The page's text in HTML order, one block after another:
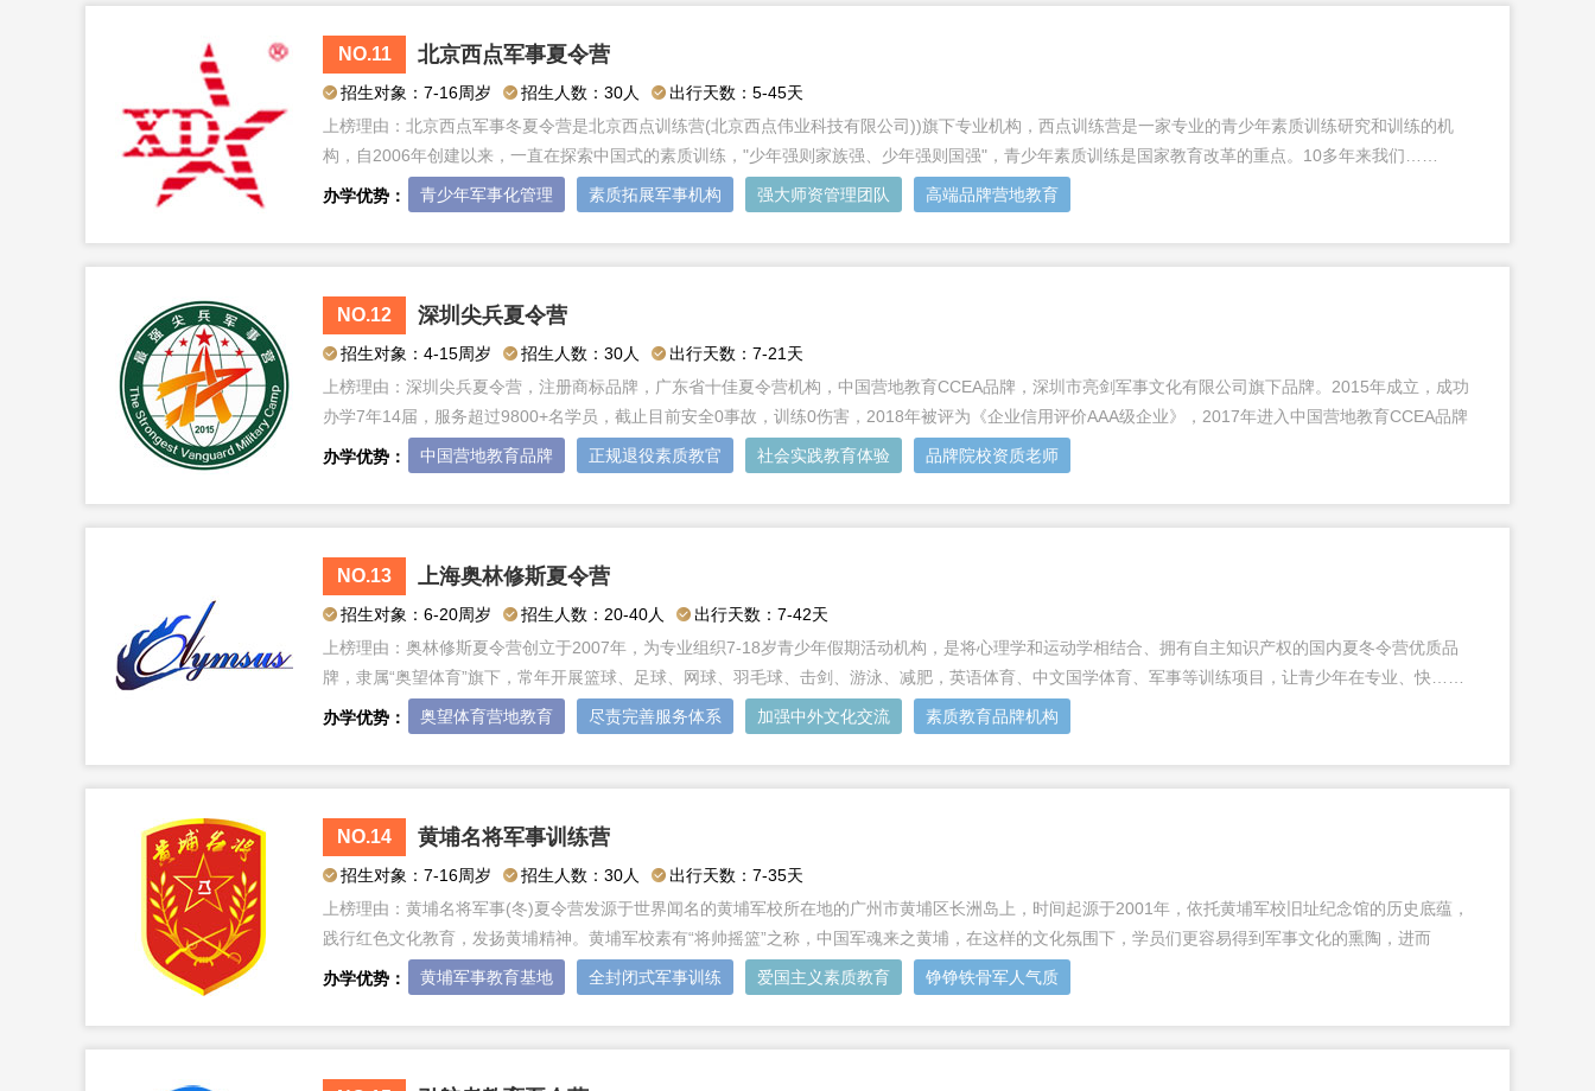
NO.11 北京西点军事夏令营
招生对象：7-16周岁 招生人数：30人
出行天数：5-45天
上榜理由： 北京西点军事冬夏令营是北京西点训练营(北京西点伟业科技有限公司))旗下专业机构，西点训练营是一家专业的青少年素质训练研究和训练的机
构，自2006年创建以来，一直在探索中国式的素质训练，"少年强则家族强、少年强则国强"，青少年素质训练是国家教育改革的重点。10多年来我们……
办学优势： 青少年军事化管理 素质拓展军事机构 强大师资管理团队 高端品牌营地教育
NO.12 深圳尖兵夏令营
招生对象：4-15周岁 招生人数：30人
出行天数：7-21天
上榜理由： 深圳尖兵夏令营，注册商标品牌，广东省十佳夏令营机构，中国营地教育CCEA品牌，深圳市亮剑军事文化有限公司旗下品牌。2015年成立，成功
办学7年14届，服务超过9800+名学员，截止目前安全0事故，训练0伤害，2018年被评为《企业信用评价AAA级企业》，2017年进入中国营地教育CCEA品牌
行列，2019年……
办学优势： 中国营地教育品牌 正规退役素质教官 社会实践教育体验 品牌院校资质老师
NO.13 上海奥林修斯夏令营
招生对象：6-20周岁 招生人数：20-40人
出行天数：7-42天
上榜理由： 奥林修斯夏令营创立于2007年，为专业组织7-18岁青少年假期活动机构，是将心理学和运动学相结合、拥有自主知识产权的国内夏冬令营优质品
牌，隶属“奥望体育”旗下，常年开展篮球、足球、网球、羽毛球、击剑、游泳、减肥，英语体育、中文国学体育、军事等训练项目，让青少年在专业、快……
办学优势： 奥望体育营地教育 尽责完善服务体系 加强中外文化交流 素质教育品牌机构
NO.14 黄埔名将军事训练营
招生对象：7-16周岁 招生人数：30人
出行天数：7-35天
上榜理由： 黄埔名将军事(冬)夏令营发源于世界闻名的黄埔军校所在地的广州市黄埔区长洲岛上，时间起源于2001年，依托黄埔军校旧址纪念馆的历史底蕴，
践行红色文化教育，发扬黄埔精神。黄埔军校素有“将帅摇篮”之称，中国军魂来之黄埔，在这样的文化氛围下，学员们更容易得到军事文化的熏陶，进而
更……
办学优势： 黄埔军事教育基地 全封闭式军事训练 爱国主义素质教育 铮铮铁骨军人气质